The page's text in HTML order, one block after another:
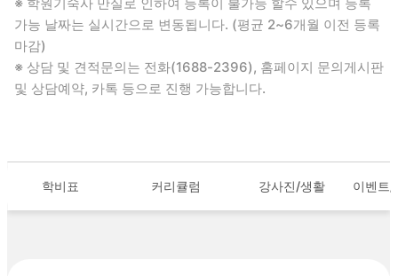
가능 날짜는 실시간으로 변동됩니다. (평균 2~6개월 이전 등록
마감)
※ 상담 및 견적문의는 전화(1688-2396), 홈페이지 문의게시판
및 상담예약, 카톡 등으로 진행 가능합니다.
학비표 커리큘럼 강사진/생활 이벤트/